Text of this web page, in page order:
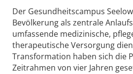
Der Gesundheitscampus
Bevölkerung als zentrale
umfassende medizinische,
therapeutische Versorgung
Transformation haben sich die
Zeitrahmen von vier Jahren